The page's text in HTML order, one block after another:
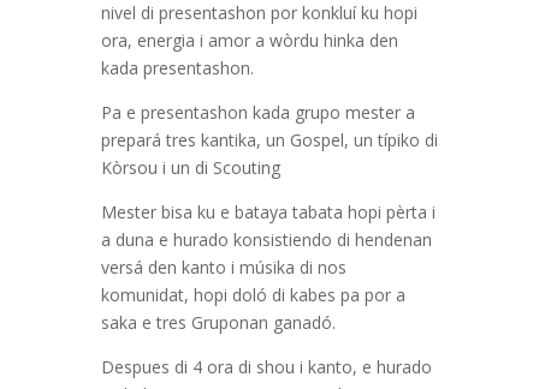
nivel di presentashon por konkluí ku hopi
ora, energia i amor a wòrdu hinka den
kada presentashon.
Pa e presentashon kada grupo mester a
prepará tres kantika, un Gospel, un típiko di
Kòrsou i un di Scouting
Mester bisa ku e bataya tabata hopi pèrta i
a duna e hurado konsistiendo di hendenan
versá den kanto i músika di nos
komunidat, hopi doló di kabes pa por a
saka e tres Gruponan ganadó.
Despues di 4 ora di shou i kanto, e hurado